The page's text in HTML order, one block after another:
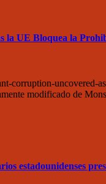
la UE Bloquea la
corruption-uncovered-
modificado de
estadounidenses